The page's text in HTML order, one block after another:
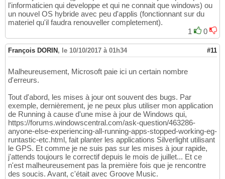
l'informaticien qui developpe et qui ne connait que windows) ou
un nouvel OS hybride avec peu d'applis (fonctionnant sur du
materiel qu'il faudra renouveller completement).
1
0
François DORIN, le 10/10/2017 à 01h34 #11
Malheureusement, Microsoft paie ici un certain nombre
d'erreurs.
Tout d'abord, les mises à jour ont souvent des bugs. Par
exemple, dernièrement, je ne peux plus utiliser mon application
de Running à cause d'une mise à jour de Windows qui,
https://forums.windowscentral.com/ask-question/463286-
anyone-else-experiencing-all-running-apps-stopped-working-eg-
runtastic-etc.html, fait planter les applications Silverlight utilisant
le GPS. Et comme je ne suis pas sur les mises à jour rapide,
j'attends toujours le correctif depuis le mois de juillet... Et ce
n'est malheureusement pas la première fois que je rencontre
des soucis. Avant, c'était avec Groove Music.